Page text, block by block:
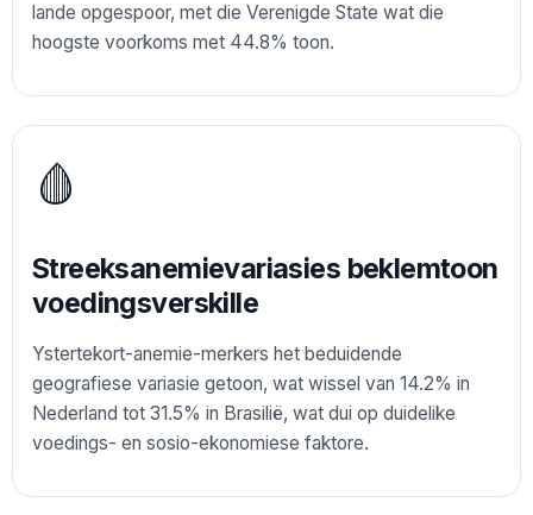
lande opgespoor, met die Verenigde State wat die
hoogste voorkoms met 44.8% toon.
🩸
Streeksanemievariasies beklemtoon
voedingsverskille
Ystertekort-anemie-merkers het beduidende
geografiese variasie getoon, wat wissel van 14.2% in
Nederland tot 31.5% in Brasilië, wat dui op duidelike
voedings- en sosio-ekonomiese faktore.